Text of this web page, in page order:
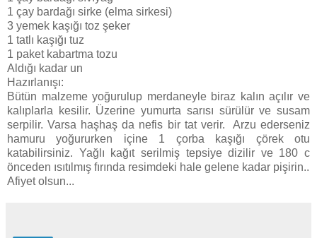
1 çay bardağı sirke (elma sirkesi)
3 yemek kaşığı toz şeker
1 tatlı kaşığı tuz
1 paket kabartma tozu
Aldığı kadar un
Hazırlanışı:
Bütün malzeme yoğurulup merdaneyle biraz kalın açılır ve
kalıplarla kesilir. Üzerine yumurta sarısı sürülür ve susam
serpilir. Varsa haşhaş da nefis bir tat verir. Arzu ederseniz
hamuru yoğururken içine 1 çorba kaşığı çörek otu
katabilirsiniz. Yağlı kağıt serilmiş tepsiye dizilir ve 180 c
önceden ısıtılmış fırında resimdeki hale gelene kadar pişirin..
Afiyet olsun...